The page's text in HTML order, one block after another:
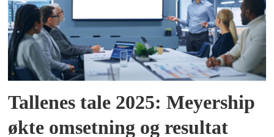
Tallenes tale 2025: Meyership
økte omsetning og resultat